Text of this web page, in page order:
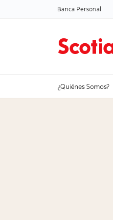
Banca Personal
¿Quiénes Somos?